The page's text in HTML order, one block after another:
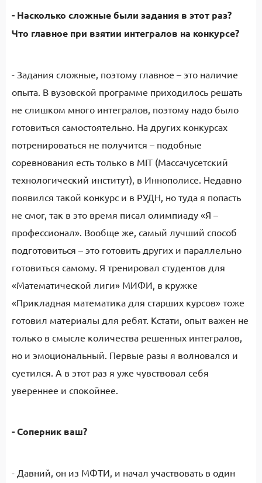
- Насколько сложные были задания в этот раз?
Что главное при взятии интегралов на конкурсе?
- Задания сложные, поэтому главное – это наличие
опыта. В вузовской программе приходилось решать
не слишком много интегралов, поэтому надо было
готовиться самостоятельно. На других конкурсах
потренироваться не получится – подобные
соревнования есть только в MIT (Массачусетский
технологический институт), в Иннополисе. Недавно
появился такой конкурс и в РУДН, но туда я попасть
не смог, так в это время писал олимпиаду «Я –
профессионал». Вообще же, самый лучший способ
подготовиться – это готовить других и параллельно
готовиться самому. Я тренировал студентов для
«Математической лиги» МИФИ, в кружке
«Прикладная математика для старших курсов» тоже
готовил материалы для ребят. Кстати, опыт важен не
только в смысле количества решенных интегралов,
но и эмоциональный. Первые разы я волновался и
суетился. А в этот раз я уже чувствовал себя
увереннее и спокойнее.
- Соперник ваш?
- Давний, он из МФТИ, и начал участвовать в один